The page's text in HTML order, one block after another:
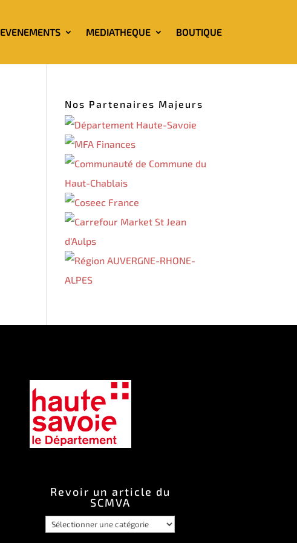
EVENEMENTS MEDIATHEQUE BOUTIQUE
Nos Partenaires Majeurs
Revoir un article du
SCMVA
Revoir